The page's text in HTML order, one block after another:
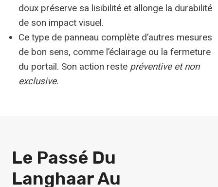
doux préserve sa lisibilité et allonge la durabilité
de son impact visuel.
Ce type de panneau complète d’autres mesures
de bon sens, comme l’éclairage ou la fermeture
du portail. Son action reste préventive et non
exclusive.
Le Passé Du
Langhaar Au